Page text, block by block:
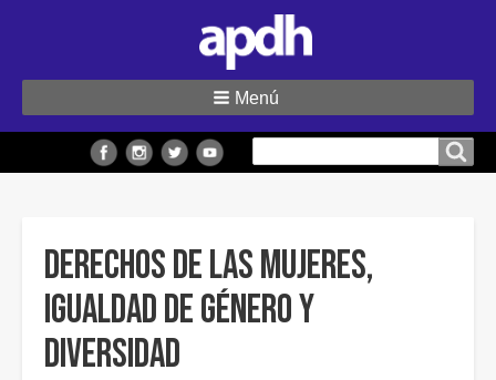
sitio
Menú
Derechos de las Mujeres,
Igualdad de Género y
Diversidad